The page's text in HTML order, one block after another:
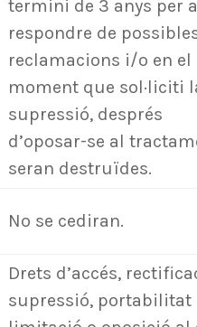
termini de 3 anys per a
respondre de
reclamacions i/o en el
moment que sol·liciti
supressió, després
d’oposar-se al
seran destruïdes.
No se cediran.
Drets d’accés,
supressió, portabilitat